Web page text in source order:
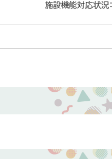
施設機能対応状況：